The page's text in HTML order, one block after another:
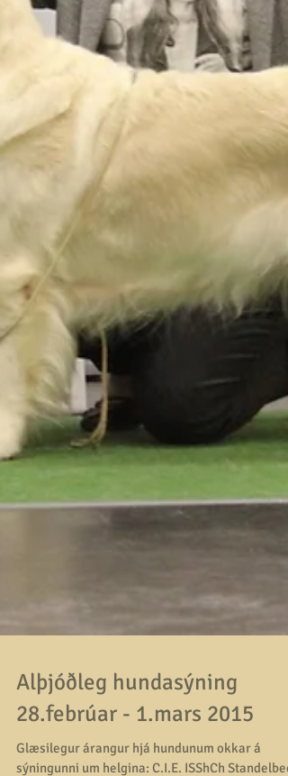
Alþjóðleg hundasýning
28.febrúar - 1.mars 2015